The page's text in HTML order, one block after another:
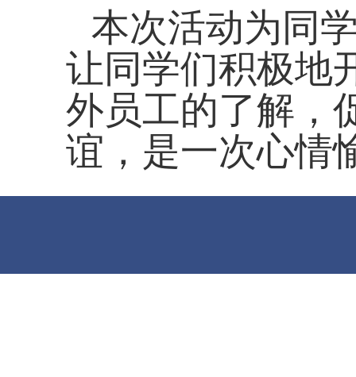
本次活动为同
让同学们积极地
外员工的了解，
谊，是一次心情